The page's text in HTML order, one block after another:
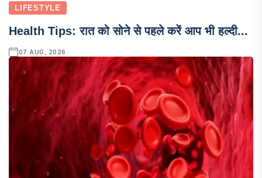
LIFESTYLE
Health Tips: रात को सोने से पहले करें आप भी हल्दी...
07 AUG, 2026